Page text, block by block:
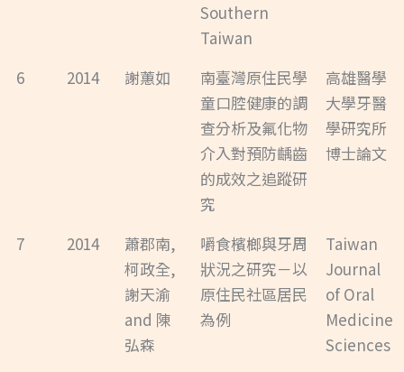
Southern
Taiwan
6 2014 謝蕙如
南臺灣原住民學
童口腔健康的調
查分析及氟化物
介入對預防齲齒
的成效之追蹤研
究
高雄醫學
大學牙醫
學研究所
博士論文
7 2014
蕭郡南,
柯政全,
謝天渝
and 陳
弘森
嚼食檳榔與牙周
狀況之研究－以
原住民社區居民
為例
Taiwan
Journal
of Oral
Medicine
Sciences